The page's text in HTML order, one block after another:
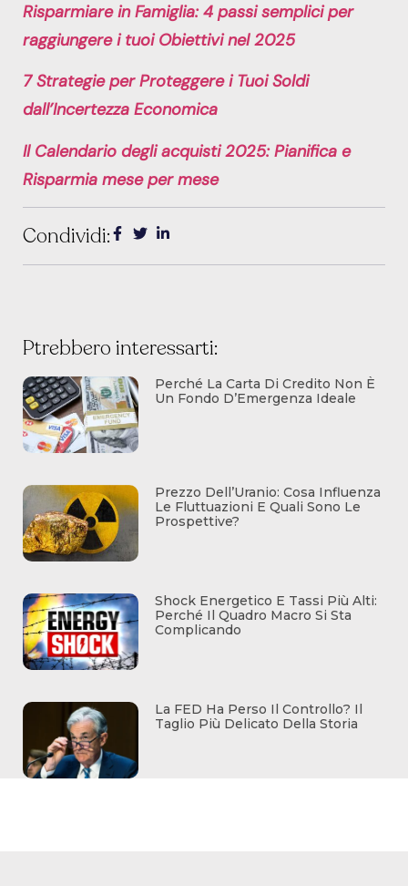
Risparmiare in Famiglia: 4 passi semplici per
raggiungere i tuoi Obiettivi nel 2025
7 Strategie per Proteggere i Tuoi Soldi
dall’Incertezza Economica
Il Calendario degli acquisti 2025: Pianifica e
Risparmia mese per mese
Condividi:
Ptrebbero interessarti:
Perché La Carta Di Credito Non È
Un Fondo D’Emergenza Ideale
Prezzo Dell’Uranio: Cosa Influenza
Le Fluttuazioni E Quali Sono Le
Prospettive?
Shock Energetico E Tassi Più Alti:
Perché Il Quadro Macro Si Sta
Complicando
La FED Ha Perso Il Controllo? Il
Taglio Più Delicato Della Storia